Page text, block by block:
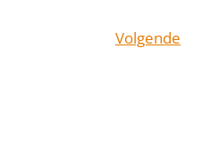
Volgende